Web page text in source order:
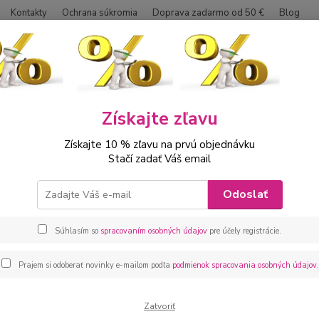
Kontakty Ochrana súkromia Doprava zadarmo od 50 € Blog
Hľadať
Kojenecké oblečenie sety Kojenecká súprava 4 dielna modro
súprava 4 dielna modro
Získajte zľavu
Získajte 10 % zľavu na prvú objednávku
Stačí zadať Váš email
Odoslať
Súhlasím so spracovaním osobných údajov pre účely registrácie.
Prajem si odoberať novinky e-mailom podľa podmienok spracovania osobných údajov.
Zatvoriť